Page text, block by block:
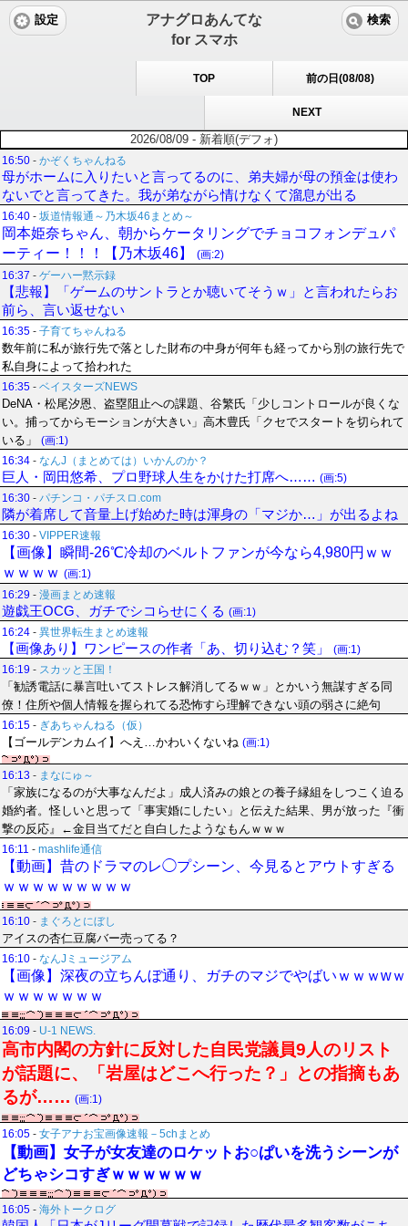
アナグロあんてな
for スマホ
設定 検索
TOP 前の日(08/08)
NEXT
2026/08/09 - 新着順(デフォ)
16:50 - かぞくちゃんねる
母がホームに入りたいと言ってるのに、弟夫婦が母の預金は使わ
ないでと言ってきた。我が弟ながら情けなくて溜息が出る
16:40 - 坂道情報通～乃木坂46まとめ～
岡本姫奈ちゃん、朝からケータリングでチョコフォンデュパ
ーティー！！！【乃木坂46】
(画:2)
16:37 - ゲーハー黙示録
【悲報】「ゲームのサントラとか聴いてそうｗ」と言われたらお
前ら、言い返せない
16:35 - 子育てちゃんねる
数年前に私が旅行先で落とした財布の中身が何年も経ってから別の旅行先で
私自身によって拾われた
16:35 - ベイスターズNEWS
DeNA・松尾汐恩、盗塁阻止への課題、谷繁氏「少しコントロールが良くな
い。捕ってからモーションが大きい」高木豊氏「クセでスタートを切られて
いる」
(画:1)
16:34 - なんJ（まとめては）いかんのか？
巨人・岡田悠希、プロ野球人生をかけた打席へ…… (画:5)
16:30 - パチンコ・パチスロ.com
隣が着席して音量上げ始めた時は渾身の「マジか…」が出るよね
16:30 - VIPPER速報
【画像】瞬間-26℃冷却のベルトファンが今なら4,980円ｗｗ
ｗｗｗｗ (画:1)
16:29 - 漫画まとめ速報
遊戯王OCG、ガチでシコらせにくる (画:1)
16:24 - 異世界転生まとめ速報
【画像あり】ワンピースの作者「あ、切り込む？笑」
(画:1)
16:19 - スカッと王国！
「勧誘電話に暴言吐いてストレス解消してるｗｗ」とかいう無謀すぎる同
僚！住所や個人情報を握られてる恐怖すら理解できない頭の弱さに絶句
16:15 - ぎあちゃんねる（仮）
【ゴールデンカムイ】へえ…かわいくないね (画:1)
16:13 - まなにゅ～
「家族になるのが大事なんだよ」成人済みの娘との養子縁組をしつこく迫る
婚約者。怪しいと思って「事実婚にしたい」と伝えた結果、男が放った『衝
撃の反応』←金目当てだと自白したようなもんｗｗｗ
16:11 - mashlife通信
【動画】昔のドラマのレ◯プシーン、今見るとアウトすぎる
ｗｗｗｗｗｗｗｗｗ
16:10 - まぐろとにぼし
アイスの杏仁豆腐バー売ってる？
16:10 - なんJミュージアム
【画像】深夜の立ちんぼ通り、ガチのマジでやばいｗｗｗwｗ
ｗｗｗｗｗｗｗ
16:09 - U-1 NEWS.
高市内閣の方針に反対した自民党議員9人のリスト
が話題に、「岩屋はどこへ行った？」との指摘もあ
るが…… (画:1)
16:05 - 女子アナお宝画像速報－5chまとめ
【動画】女子が女友達のロケットお○ぱいを洗うシーンが
どちゃシコすぎｗｗｗｗｗｗ
16:05 - 海外トークログ